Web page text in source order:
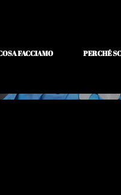
FACCIAMO PERCHÉ